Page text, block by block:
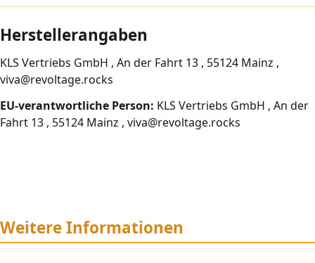
Herstellerangaben
KLS Vertriebs GmbH , An der Fahrt 13 , 55124 Mainz ,
viva@revoltage.rocks
EU-verantwortliche Person: KLS Vertriebs GmbH , An der
Fahrt 13 , 55124 Mainz , viva@revoltage.rocks
Weitere Informationen